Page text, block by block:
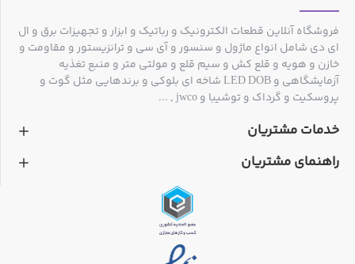
فروشگاه آنلاین قطعات الکترونیک و رباتیک و ابزار و تجهیزات برق و ال
ای دی شامل انواع ماژول و سنسور و آی سی و ترانزیستور و مقاومت و
خازن و هویه و قلع کش و سیم قلع و مولتی متر و منبع تغذیه
آزمایشگاهی و LED DOB شاخه ای بلوکی و برندهایی مثل گوت و
پروسکیت و گرداک و توشیبا و jwco , ...
خدمات مشتریان
راهنمای مشتریان